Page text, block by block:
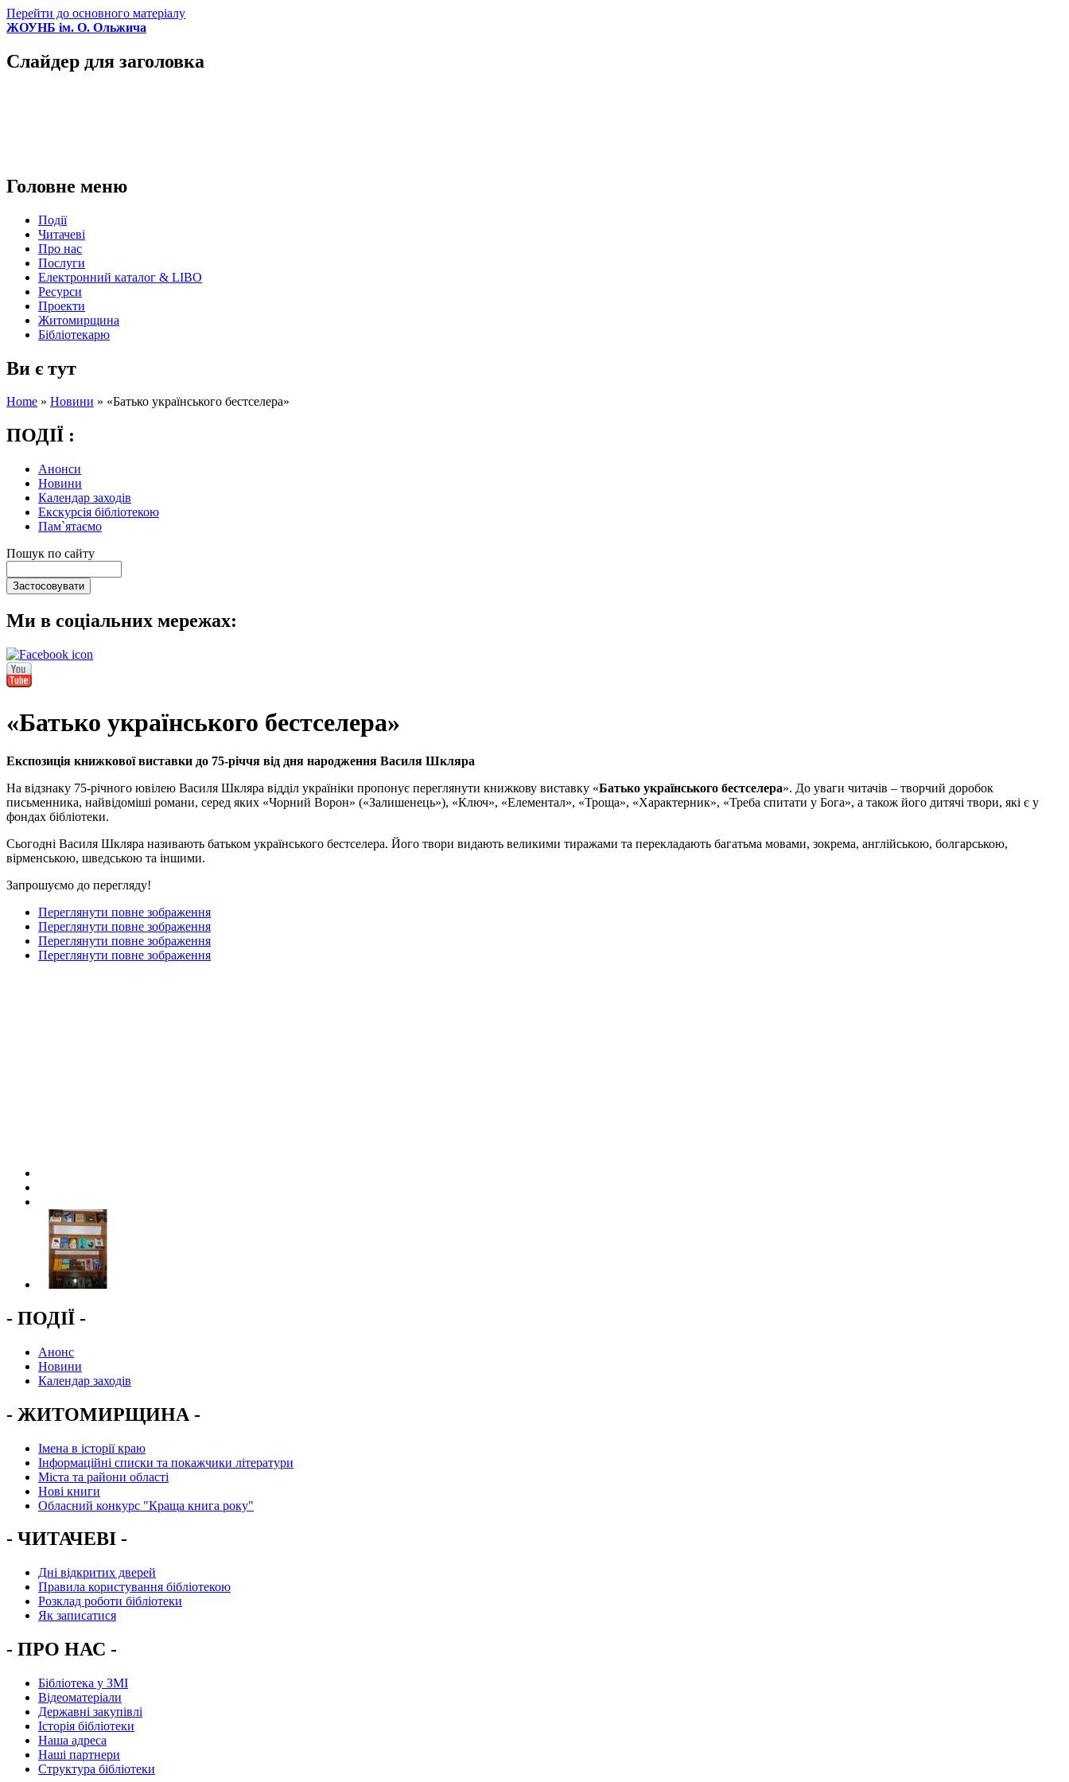
Перейти до основного матеріалу
ЖОУНБ ім. О. Ольжича
Слайдер для заголовка
Головне меню
Події
Читачеві
Про нас
Послуги
Електронний каталог & LIBO
Ресурси
Проекти
Житомирщина
Бібліотекарю
Ви є тут
Home » Новини » «Батько українського бестселера»
ПОДІЇ :
Анонси
Новини
Календар заходів
Екскурсія бібліотекою
Пам`ятаємо
Пошук по сайту
Ми в соціальних мережах:
«Батько українського бестселера»
Експозиція книжкової виставки до 75-річчя від дня народження Василя Шкляра
На відзнаку 75-річного ювілею Василя Шкляра відділ україніки пропонує переглянути книжкову виставку «Батько українського бестселера». До уваги читачів – творчий доробок
письменника, найвідоміші романи, серед яких «Чорний Ворон» («Залишенець»), «Ключ», «Елементал», «Троща», «Характерник», «Треба спитати у Бога», а також його дитячі твори, які є у
фондах бібліотеки.
Сьогодні Василя Шкляра називають батьком українського бестселера. Його твори видають великими тиражами та перекладають багатьма мовами, зокрема, англійською, болгарською,
вірменською, шведською та іншими.
Запрошуємо до перегляду!
Переглянути повне зображення
Переглянути повне зображення
Переглянути повне зображення
Переглянути повне зображення
- ПОДІЇ -
Анонс
Новини
Календар заходів
- ЖИТОМИРЩИНА -
Імена в історії краю
Інформаційні списки та покажчики літератури
Міста та райони області
Нові книги
Обласний конкурс "Краща книга року"
- ЧИТАЧЕВІ -
Дні відкритих дверей
Правила користування бібліотекою
Розклад роботи бібліотеки
Як записатися
- ПРО НАС -
Бібліотека у ЗМІ
Відеоматеріали
Державні закупівлі
Історія бібліотеки
Наша адреса
Наші партнери
Структура бібліотеки